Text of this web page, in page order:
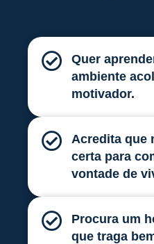
Quer
ambiente
motivador.
Acredita que
certa para
vontade de
Procura um
que traga